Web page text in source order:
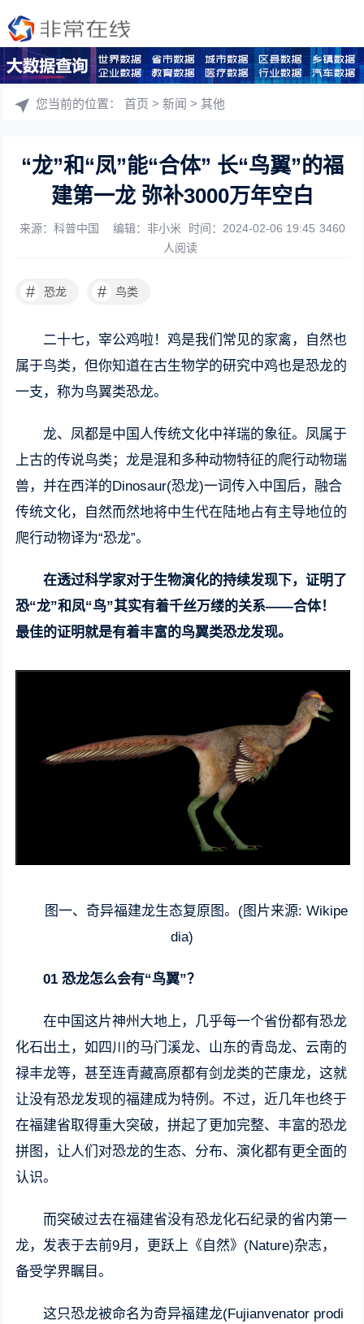
您当前的位置：首页 >新闻 >其他
“龙”和“凤”能“合体” 长“鸟翼”的福
建第一龙 弥补3000万年空白
来源：科普中国 编辑：非小米 时间：2024-02-06 19:45 3460
人阅读
# 恐龙 # 鸟类
二十七，宰公鸡啦！鸡是我们常见的家禽，自然也
属于鸟类，但你知道在古生物学的研究中鸡也是恐龙的
一支，称为鸟翼类恐龙。
龙、凤都是中国人传统文化中祥瑞的象征。凤属于
上古的传说鸟类；龙是混和多种动物特征的爬行动物瑞
兽，并在西洋的Dinosaur(恐龙)一词传入中国后，融合
传统文化，自然而然地将中生代在陆地占有主导地位的
爬行动物译为“恐龙”。
在透过科学家对于生物演化的持续发现下，证明了
恐“龙”和凤“鸟”其实有着千丝万缕的关系——合体！
最佳的证明就是有着丰富的鸟翼类恐龙发现。
图一、奇异福建龙生态复原图。(图片来源: Wikipe
dia)
01 恐龙怎么会有“鸟翼”？
在中国这片神州大地上，几乎每一个省份都有恐龙
化石出土，如四川的马门溪龙、山东的青岛龙、云南的
禄丰龙等，甚至连青藏高原都有剑龙类的芒康龙，这就
让没有恐龙发现的福建成为特例。不过，近几年也终于
在福建省取得重大突破，拼起了更加完整、丰富的恐龙
拼图，让人们对恐龙的生态、分布、演化都有更全面的
认识。
而突破过去在福建省没有恐龙化石纪录的省内第一
龙，发表于去前9月，更跃上《自然》(Nature)杂志，
备受学界瞩目。
这只恐龙被命名为奇异福建龙(Fujianvenator prodi